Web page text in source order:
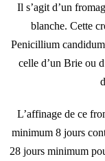
Il s’agit d’un
blanche. Cette
Penicillium
celle d’un Brie ou
L’affinage de ce
minimum 8 jours
28 jours minimum